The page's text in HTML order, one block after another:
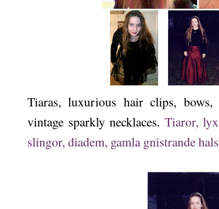
Tiaras, luxurious hair clips,
vintage sparkly necklaces. Tiaror,
slingor, diadem, gamla gnistrande